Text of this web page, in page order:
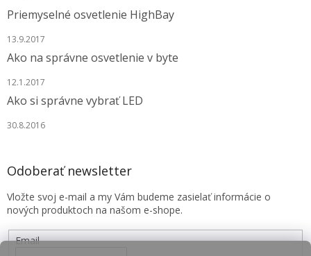
Priemyselné osvetlenie HighBay
13.9.2017
Ako na správne osvetlenie v byte
12.1.2017
Ako si správne vybrať LED
30.8.2016
Odoberať newsletter
Vložte svoj e-mail a my Vám budeme zasielať informácie o
nových produktoch na našom e-shope.
Email